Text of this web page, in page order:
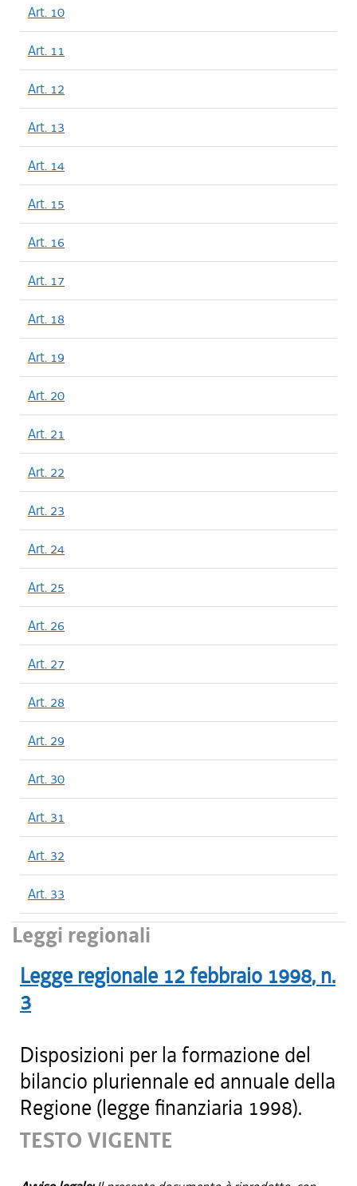
Art. 10
Art. 11
Art. 12
Art. 13
Art. 14
Art. 15
Art. 16
Art. 17
Art. 18
Art. 19
Art. 20
Art. 21
Art. 22
Art. 23
Art. 24
Art. 25
Art. 26
Art. 27
Art. 28
Art. 29
Art. 30
Art. 31
Art. 32
Art. 33
Leggi regionali
Legge regionale 12 febbraio 1998, n.
3
Disposizioni per la formazione del
bilancio pluriennale ed annuale della
Regione (legge finanziaria 1998).
TESTO VIGENTE